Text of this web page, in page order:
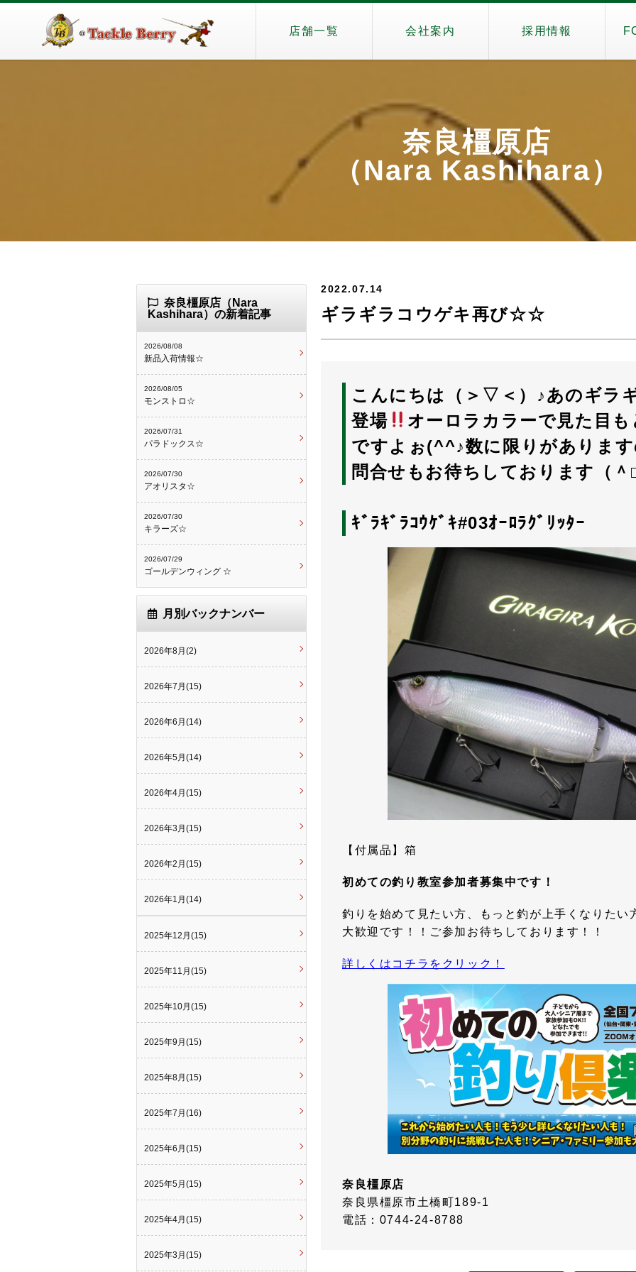
店舗一覧 会社案内 採用情報
奈良橿原店
（Nara Kashihara）
2022.07.14
ギラギラコウゲキ再び☆☆
こんにちは（＞▽＜）♪あのギラ
登場
オーロラカラーで見た目
ですよぉ(^^♪数に限りがありま
問合せもお待ちしております（
ｷﾞﾗｷﾞﾗｺｳｹﾞｷ#03ｵｰﾛﾗｸﾞﾘｯﾀｰ
【付属品】箱
初めての釣り教室参加者募集中です！
釣りを始めて見たい方、もっと釣が上手くなりたい
大歓迎です！！ご参加お待ちしております！！
詳しくはコチラをクリック！
奈良橿原店
奈良県橿原市土橋町189-1
電話：0744-24-8788
奈良橿原店（Nara
Kashihara）の新着記事
2026/08/08
新品入荷情報☆
2026/08/05
モンストロ☆
2026/07/31
パラドックス☆
2026/07/30
アオリスタ☆
2026/07/30
キラーズ☆
2026/07/29
ゴールデンウィング ☆
月別バックナンバー
2026年8月(2)
2026年7月(15)
2026年6月(14)
2026年5月(14)
2026年4月(15)
2026年3月(15)
2026年2月(15)
2026年1月(14)
2025年12月(15)
2025年11月(15)
2025年10月(15)
2025年9月(15)
2025年8月(15)
2025年7月(16)
2025年6月(15)
2025年5月(15)
2025年4月(15)
2025年3月(15)